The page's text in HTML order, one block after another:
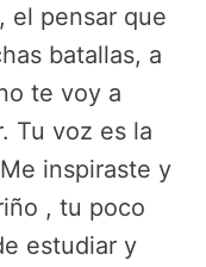
el pensar que
batallas, a
te voy a
Tu voz es la
inspiraste y
, tu poco
estudiar y